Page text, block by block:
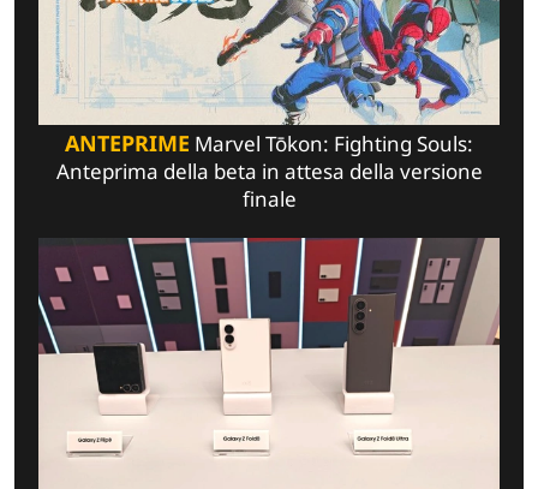
ANTEPRIME Marvel Tōkon: Fighting Souls:
Anteprima della beta in attesa della versione
finale